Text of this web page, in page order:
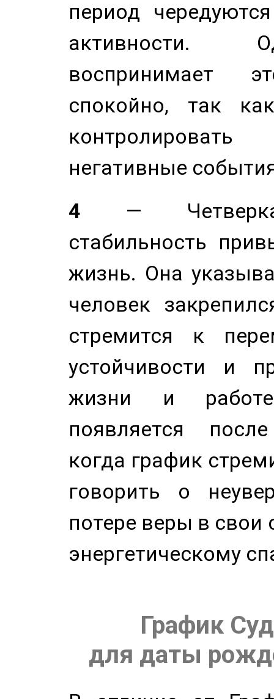
период
активности.
воспринимает
спокойно, так
негативные
4 — Четверка
стабильность
жизнь. Она
человек
стремится к
устойчивости и
жизни и
появляется
когда график
говорить о
потере веры в свои
энергетическому
График
для даты